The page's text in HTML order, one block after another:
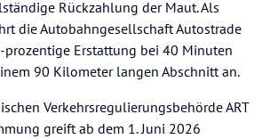
Rückzahlung der Maut. Als
die Autobahngesellschaft Autostrade
Erstattung bei 40 Minuten
90 Kilometer langen Abschnitt an.
Verkehrsregulierungsbehörde ART
greift ab dem 1. Juni 2026